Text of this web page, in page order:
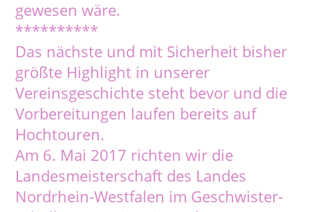
gewesen wäre.
**********
Das nächste und mit Sicherheit bisher
größte Highlight in unserer
Vereinsgeschichte steht bevor und die
Vorbereitungen laufen bereits auf
Hochtouren.
Am 6. Mai 2017 richten wir die
Landesmeisterschaft des Landes
Nordrhein-Westfalen im Geschwister-